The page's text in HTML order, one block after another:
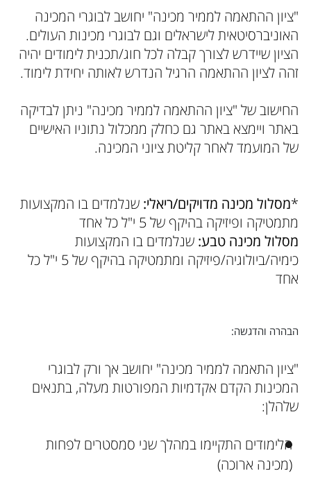
"ציון ההתאמה לממיר מכינה" יחושב לבוגרי המכינה
האוניברסיטאית לישראלים וגם לבוגרי מכינות העולים.
הציון שיידרש לצורך קבלה לכל חוג/תכנית לימודים יהיה
זהה לציון ההתאמה הרגיל הנדרש לאותה יחידת לימוד.
החישוב של "ציון ההתאמה לממיר מכינה" ניתן לבדיקה
באתר ויימצא באתר גם כחלק ממכלול נתוניו האישיים
של המועמד לאחר קליטת ציוני המכינה.
*מסלול מכינה מדויקים/ריאלי: שנלמדים בו המקצועות
מתמטיקה ופיזיקה בהיקף של 5 י"ל כל אחד
מסלול מכינה טבע: שנלמדים בו המקצועות
כימיה/ביולוגיה/פיזיקה ומתמטיקה בהיקף של 5 י"ל כל
אחד
הבהרה והדגשה:
"ציון התאמה לממיר מכינה" יחושב אך ורק לבוגרי
המכינות הקדם אקדמיות המפורטות מעלה, בתנאים
שלהלן:
הלימודים התקיימו במהלך שני סמסטרים לפחות
(מכינה ארוכה)